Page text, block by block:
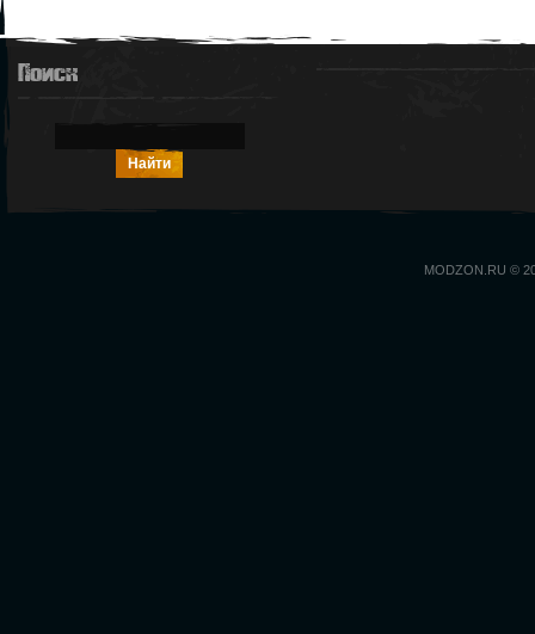
Поиск
MODZON.RU ©